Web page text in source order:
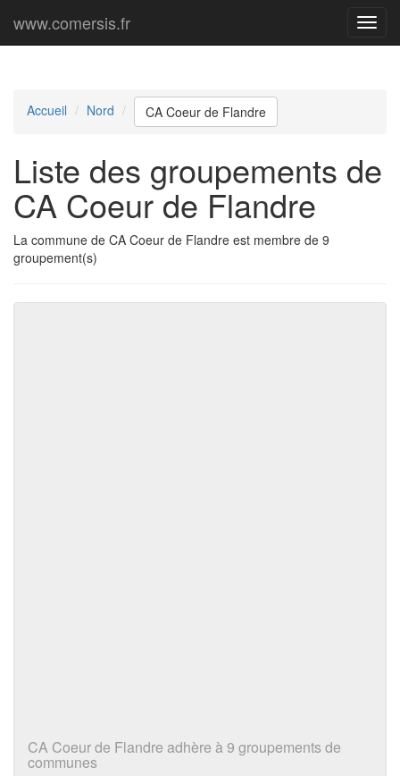
Menu
www.comersis.fr
Accueil Nord CA Coeur de Flandre
Liste des groupements de
CA Coeur de Flandre
La commune de CA Coeur de Flandre est membre de 9
groupement(s)
CA Coeur de Flandre adhère à 9 groupements de
communes